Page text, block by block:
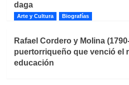
daga
Arte y Cultura Biografías
Rafael Cordero y Molina
puertorriqueño que venció el
educación